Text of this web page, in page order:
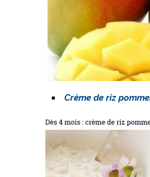
Crème de riz